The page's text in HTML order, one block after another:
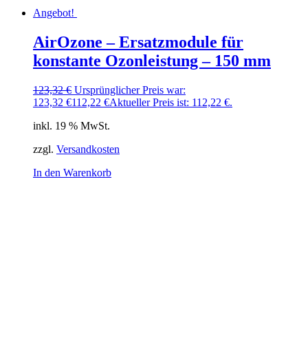
Angebot!
AirOzone – Ersatzmodule für
konstante Ozonleistung – 150 mm
123,32€ Ursprünglicher Preis war:
123,32 €112,22 €Aktueller Preis ist: 112,22 €.
inkl. 19 % MwSt.
zzgl. Versandkosten
In den Warenkorb